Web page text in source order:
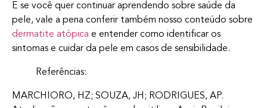
E se você quer continuar aprendendo sobre saúde da
pele, vale a pena conferir também nosso conteúdo sobre
dermatite atópica e entender como identificar os
sintomas e cuidar da pele em casos de sensibilidade.
Referências:
MARCHIORO, HZ; SOUZA, JH; RODRIGUES, AP.